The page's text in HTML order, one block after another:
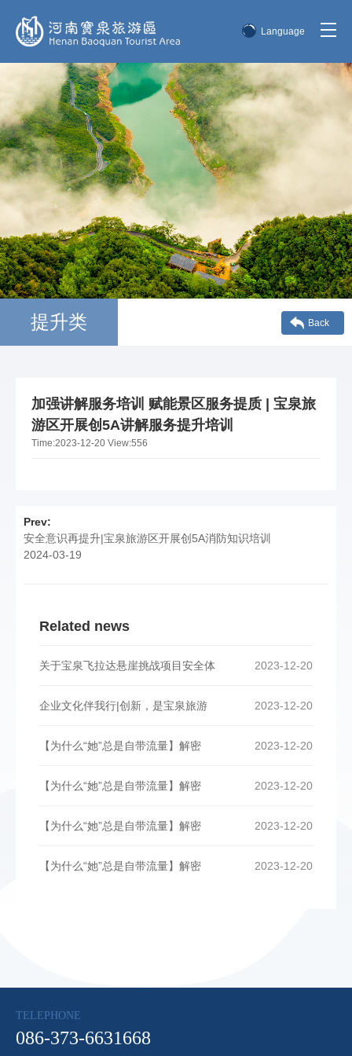
Language
English
한국어
日本語
提升类 Back
加强讲解服务培训 赋能景区服务提质 | 宝泉旅
游区开展创5A讲解服务提升培训
Time:2023-12-20 View:556
Prev:
安全意识再提升|宝泉旅游区开展创5A消防知识培训
2024-03-19
Related news
2023-12-20
关于宝泉飞拉达悬崖挑战项目安全体
2023-12-20
企业文化伴我行|创新，是宝泉旅游
2023-12-20
【为什么“她”总是自带流量】解密
2023-12-20
【为什么“她”总是自带流量】解密
2023-12-20
【为什么“她”总是自带流量】解密
2023-12-20
【为什么“她”总是自带流量】解密
TELEPHONE
086-373-6631668